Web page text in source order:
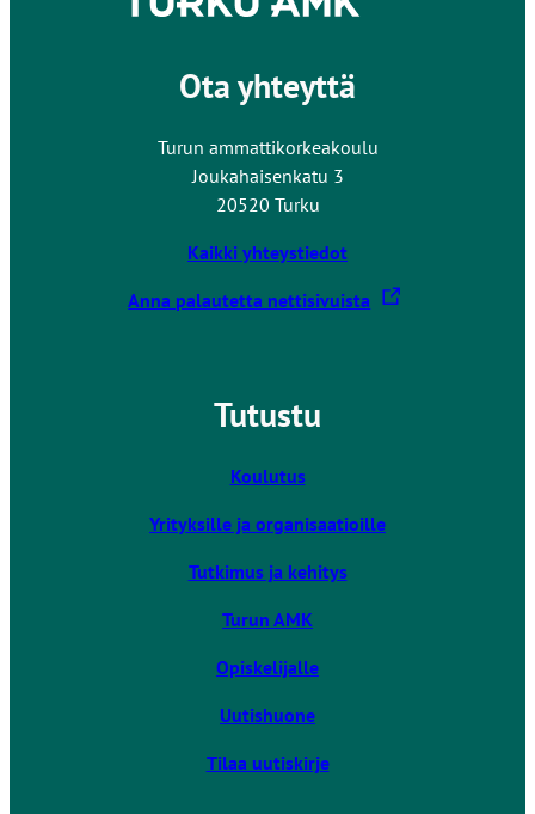
Ota yhteyttä
Turun ammattikorkeakoulu
Joukahaisenkatu 3
20520 Turku
Kaikki yhteystiedot
Anna palautetta nettisivuista
e
Tutustu
Koulutus
Yrityksille ja organisaatioille
Tutkimus ja kehitys
Turun AMK
Opiskelijalle
Uutishuone
Tilaa uutiskirje